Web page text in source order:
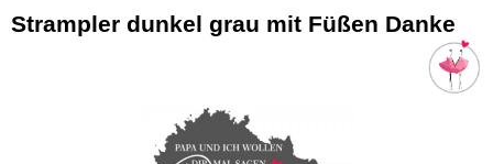
Strampler dunkel grau mit Füßen Danke